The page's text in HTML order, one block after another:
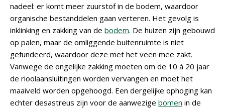
nadeel: er komt meer zuurstof in de bodem, waardoor
organische bestanddelen gaan verteren. Het gevolg is
inklinking en zakking van de bodem. De huizen zijn gebouwd
op palen, maar de omliggende buitenruimte is niet
gefundeerd, waardoor deze met het veen mee zakt.
Vanwege de ongelijke zakking moeten om de 10 à 20 jaar
de rioolaansluitingen worden vervangen en moet het
maaiveld worden opgehoogd. Een dergelijke ophoging kan
echter desastreus zijn voor de aanwezige bomen in de